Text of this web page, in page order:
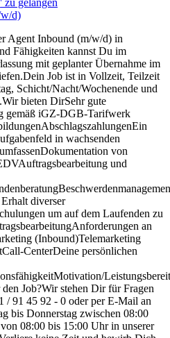
zu gelangen
d)
Agent Inbound (m/w/d) in
Fähigkeiten kannst Du im
mit geplanter Übernahme im
Job ist in Vollzeit, Teilzeit
Schicht/Nacht/Wochenende und
bieten DirSehr gute
gemäß iGZ-DGB-Tarifwerk
in wachsenden
von
und
diverser
um auf dem Laufenden zu
an
(Inbound)Telemarketing
CenterDeine persönlichen
Job?Wir stehen Dir für Fragen
/ 91 45 92 - 0 oder per E-Mail an
bis Donnerstag zwischen 08:00
08:00 bis 15:00 Uhr in unserer